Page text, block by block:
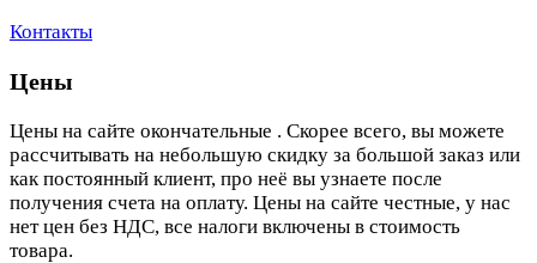
Контакты
Цены
Цены на сайте окончательные . Скорее всего, вы можете
рассчитывать на небольшую скидку за большой заказ или
как постоянный клиент, про неё вы узнаете после
получения счета на оплату. Цены на сайте честные, у нас
нет цен без НДС, все налоги включены в стоимость
товара.